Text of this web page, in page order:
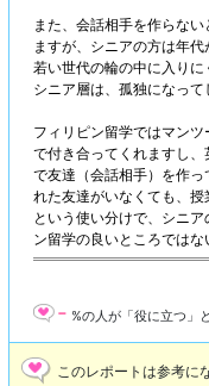
また、会話相手を作らな
ますが、シニアの方は年
若い世代の輪の中に入り
シニア層は、孤独になって
フィリピン留学ではマン
で付き合ってくれますし
で友達（会話相手）を作
れた友達がいなくても、
という使い分けで、シニ
ン留学の良いところではな
- %の人が「役に立つ」
このレポートは参考に